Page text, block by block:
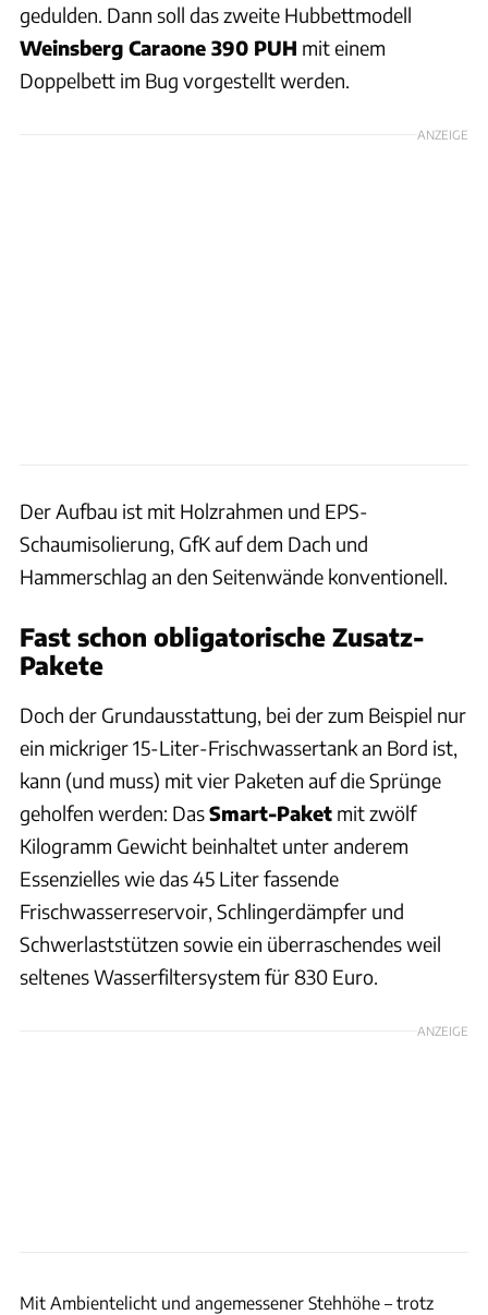
gedulden. Dann soll das zweite Hubbettmodell
Weinsberg Caraone 390 PUH mit einem
Doppelbett im Bug vorgestellt werden.
ANZEIGE
Der Aufbau ist mit Holzrahmen und EPS-
Schaumisolierung, GfK auf dem Dach und
Hammerschlag an den Seitenwände konventionell.
Fast schon obligatorische Zusatz-
Pakete
Doch der Grundausstattung, bei der zum Beispiel nur
ein mickriger 15-Liter-Frischwassertank an Bord ist,
kann (und muss) mit vier Paketen auf die Sprünge
geholfen werden: DasSmart-Paket mit zwölf
Kilogramm Gewicht beinhaltet unter anderem
Essenzielles wie das 45 Liter fassende
Frischwasserreservoir, Schlingerdämpfer und
Schwerlaststützen sowie ein überraschendes weil
seltenes Wasserfiltersystem für 830 Euro.
ANZEIGE
Mit Ambientelicht und angemessener Stehhöhe – trotz